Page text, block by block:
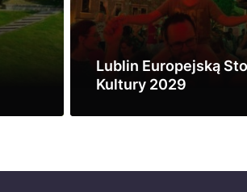
Lublin Europejską
Kultury 2029
Zobacz